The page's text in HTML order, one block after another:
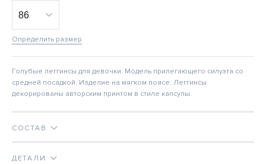
Определить размер
Голубые леггинсы для девочки. Модель прилегающего силуэта со
средней посадкой. Изделие на мягком поясе. Леггинсы
декорированы авторским принтом в стиле капсулы.
СОСТАВ
ДЕТАЛИ